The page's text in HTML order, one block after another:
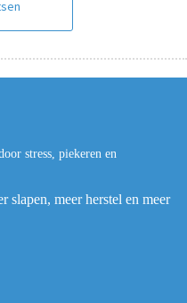
stress, piekeren en
slapen, meer herstel en meer